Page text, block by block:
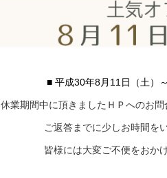
■ 平成30年8月11日（土）
休業期間中に頂きましたＨＰへのお
ご返答までに少しお時間を
皆様には大変ご不便をおか